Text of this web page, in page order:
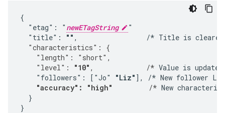
{
  "etag": "
newETagString
"
  "title":
"" ,                 /* Title is cleared;
  "characteristics": {
    "length": "short",
    "level":
"10" ,             /* Value is
    "followers": ["Jo"
"Liz" ], /* New follower
"accuracy": "high"
         /*
New
  }
}